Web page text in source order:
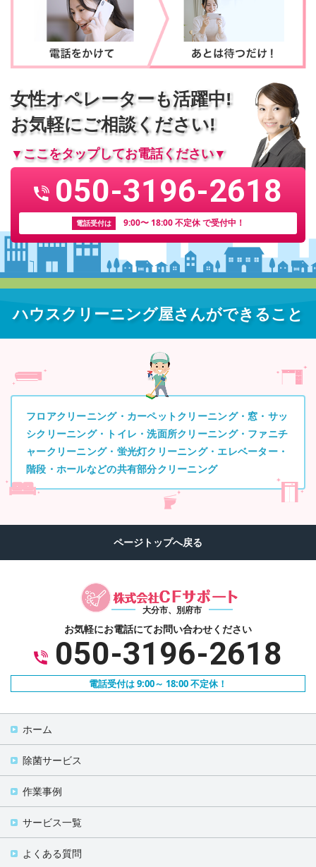
女性オペレーターも活躍中!
お気軽にご相談ください!
▼ここをタップしてお電話ください▼
050-3196-2618
電話受付は 9:00〜 18:00 不定休 で受付中！
ハウスクリーニング屋さんができること
フロアクリーニング・カーペットクリーニング・窓・サッ
シクリーニング・トイレ・洗面所クリーニング・ファニチ
ャークリーニング・蛍光灯クリーニング・エレベーター・
階段・ホールなどの共有部分クリーニング
大分市、別府市
お気軽にお電話にてお問い合わせください
050-3196-2618
電話受付は 9:00～ 18:00 不定休！
ホーム
除菌サービス
作業事例
サービス一覧
よくある質問